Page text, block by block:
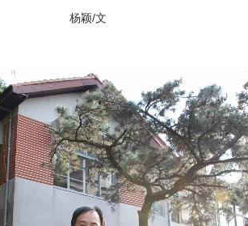
杨颖/文